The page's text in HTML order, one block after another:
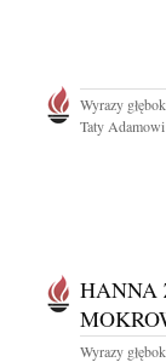
Wyrazy
Taty
HANNA
Wyrazy